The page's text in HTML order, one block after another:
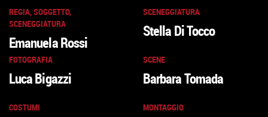
REGIA, SOGGETTO,
SCENEGGIATURA
Emanuela Rossi
SCENEGGIATURA
Stella Di Tocco
FOTOGRAFIA
Luca Bigazzi
SCENE
Barbara Tomada
COSTUMI MONTAGGIO